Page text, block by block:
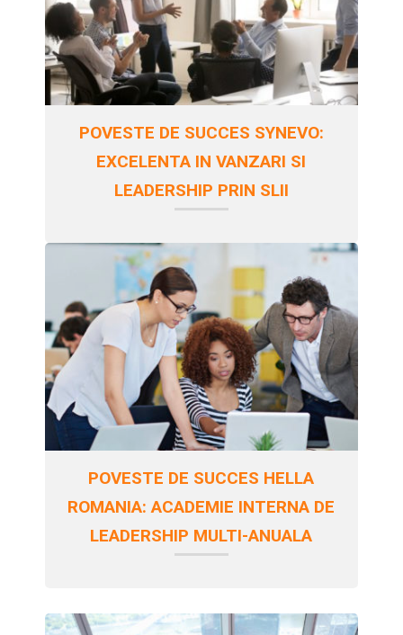
POVESTE DE SUCCES SYNEVO:
EXCELENTA IN VANZARI SI
LEADERSHIP PRIN SLII
POVESTE DE SUCCES HELLA
ROMANIA: ACADEMIE INTERNA DE
LEADERSHIP MULTI-ANUALA